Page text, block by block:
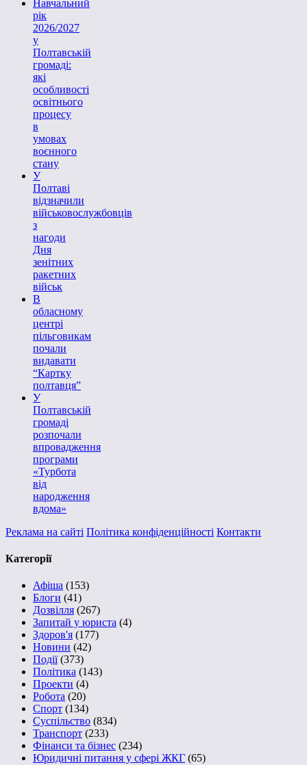
Навчальний
рік
2026/2027
у
Полтавській
громаді:
які
особливості
освітнього
процесу
в
умовах
воєнного
стану
У
Полтаві
відзначили
військовослужбовців
з
нагоди
Дня
зенітних
ракетних
військ
В
обласному
центрі
пільговикам
почали
видавати
“Картку
полтавця”
У
Полтавській
громаді
розпочали
впровадження
програми
«Турбота
від
народження
вдома»
Реклама на сайті Політика конфіденційності Контакти
Категорії
Афіша (153)
Блоги (41)
Дозвілля (267)
Запитай у юриста (4)
Здоров'я (177)
Новини (42)
Події(373)
Політика (143)
Проекти (4)
Робота (20)
Спорт (134)
Суспільство (834)
Транспорт (233)
Фінанси та бізнес (234)
Юридичні питання у сфері ЖКГ (65)